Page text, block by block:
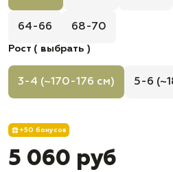
64-66 68-70
Рост ( выбрать )
3-4 (~170-176 см) 5-6
+50 бонусов
5 060 руб